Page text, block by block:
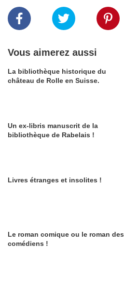
Vous aimerez aussi
La bibliothèque historique du
château de Rolle en Suisse.
Un ex-libris manuscrit de la
bibliothèque de Rabelais !
Livres étranges et insolites !
Le roman comique ou le roman des
comédiens !